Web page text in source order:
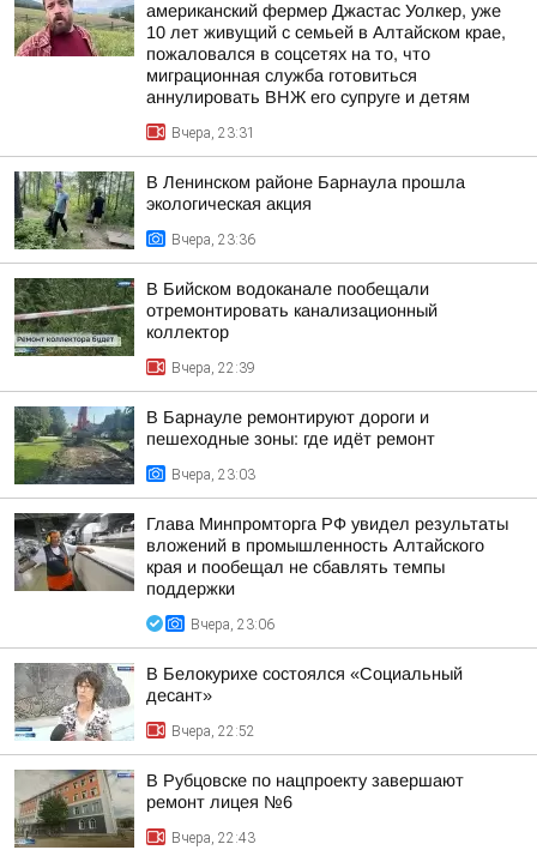
американский фермер Джастас Уолкер, уже
10 лет живущий с семьей в Алтайском крае,
пожаловался в соцсетях на то, что
миграционная служба готовиться
аннулировать ВНЖ его супруге и детям
Вчера, 23:31
В Ленинском районе Барнаула прошла
экологическая акция
Вчера, 23:36
В Бийском водоканале пообещали
отремонтировать канализационный
коллектор
Вчера, 22:39
В Барнауле ремонтируют дороги и
пешеходные зоны: где идёт ремонт
Вчера, 23:03
Глава Минпромторга РФ увидел результаты
вложений в промышленность Алтайского
края и пообещал не сбавлять темпы
поддержки
Вчера, 23:06
В Белокурихе состоялся «Социальный
десант»
Вчера, 22:52
В Рубцовске по нацпроекту завершают
ремонт лицея №6
Вчера, 22:43